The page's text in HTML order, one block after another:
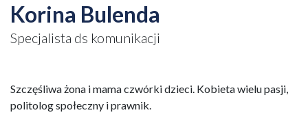
Korina Bulenda
Specjalista ds komunikacji
Szczęśliwa żona i mama czwórki dzieci. Kobieta wielu pasji,
politolog społeczny i prawnik.